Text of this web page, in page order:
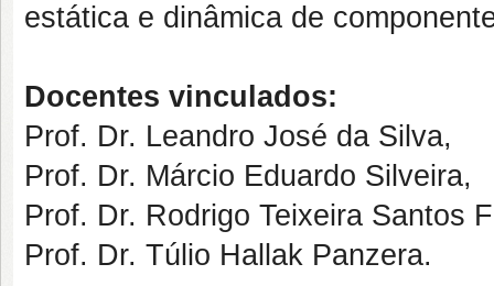
estática e dinâmica de
Docentes vinculados:
Prof. Dr. Leandro José da Silva,
Prof. Dr. Márcio Eduardo Silveira,
Prof. Dr. Rodrigo Teixeira Santos
Prof. Dr. Túlio Hallak Panzera.